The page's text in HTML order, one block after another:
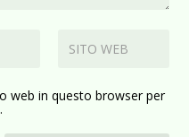
web in questo browser per